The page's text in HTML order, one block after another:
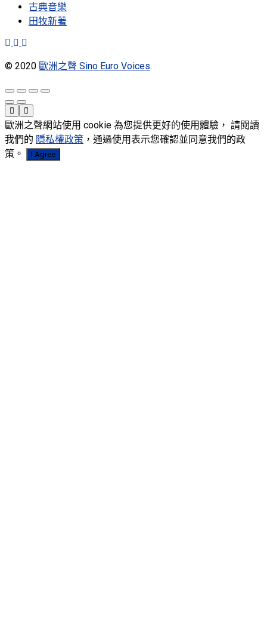
古典音樂
田牧新著
© 2020 歐洲之聲 Sino Euro Voices.
歐洲之聲網站使用 cookie 為您提供更好的使用體驗， 請閱讀
我們的 隱私權政策 ，通過使用表示您確認並同意我們的政
策。
I Agree